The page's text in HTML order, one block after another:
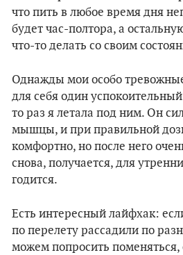
что пить в любое время дня
будет час-полтора, а
что-то делать со своим
Однажды мои особо
для себя один
то раз я летала под ним. Он
мышцы, и при правильной
комфортно, но после него
снова, получается, для
годится.
Есть интересный лайфхак:
по перелету рассадили по
можем попросить поменяться,